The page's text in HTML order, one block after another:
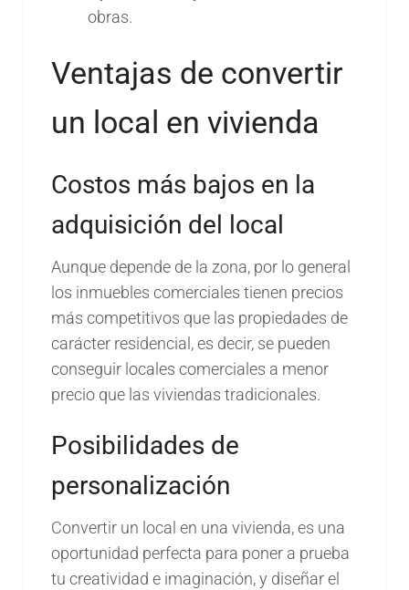
obras.
Ventajas de convertir
un local en vivienda
Costos más bajos en la
adquisición del local
Aunque depende de la zona, por lo general
los inmuebles comerciales tienen precios
más competitivos que las propiedades de
carácter residencial, es decir, se pueden
conseguir locales comerciales a menor
precio que las viviendas tradicionales.
Posibilidades de
personalización
Convertir un local en una vivienda, es una
oportunidad perfecta para poner a prueba
tu creatividad e imaginación, y diseñar el